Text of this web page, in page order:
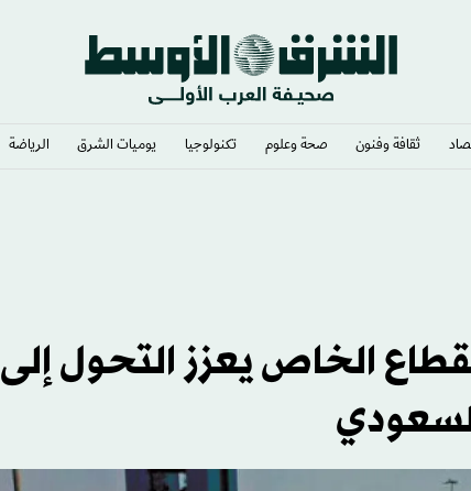
ثقافة وفنون صحة وعلوم تكنولوجيا يوميات الشرق​ الرياضة
الخاص يعزز التحول إلى